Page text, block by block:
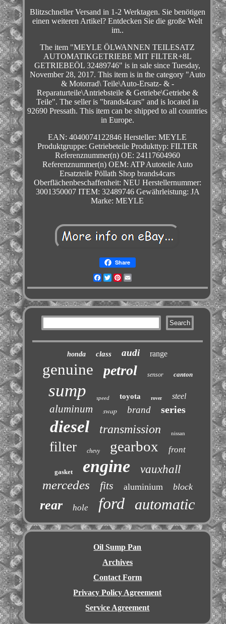
Blitzschneller Versand in 1-2 Werktagen. Sie benötigen
einen weiteren Artikel? Entdecken Sie die große Welt
im..
The item "MEYLE ÖLWANNEN TEILESATZ
AUTOMATIKGETRIEBE MIT FILTER+8L
GETRIEBEÖL 32489746" is in sale since Tuesday,
November 28, 2017. This item is in the category "Auto
& Motorrad\ Teile\Auto-Ersatz- & -
Reparaturteile\Antriebsteile & Getriebe\Getriebe &
Teile". The seller is "brands4cars" and is located in
92690 Pressath. This item can be shipped to all countries
in Europe.
EAN: 4040074122846 Hersteller: MEYLE
Produktgruppe: Getriebeteile Produkttyp: FILTER
Referenznummer(n) OE: 24117604960
Referenznummer(n) OEM: ATP Autoteile Auto
Ersatzteile Pöllath Shop brands4cars
Oberflächenbeschaffenheit: NEU Herstellernummer:
3001350007 ITEM: 32489746 Gewährleistung: JA
Marke: MEYLE
Share
Facebook
TwitterPinterest
honda class audi range
genuine petrol sensor canton
sump speed toyota rover steel
aluminum swap brand series
diesel transmission nissan
filter chevy gearbox front
gasket engine vauxhall
mercedes fits aluminium block
rear hole ford automatic
Oil Sump Pan
Archives
Contact Form
Privacy Policy Agreement
Service Agreement